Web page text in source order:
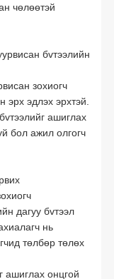
чөлөөтэй
бvтээлийн
зохиогч
эрх эдлэх эрхтэй.
ашиглах
бол ажил олгогч
дагуу бvтээл
нь
төлбөр төлөх
ашиглах онцгой